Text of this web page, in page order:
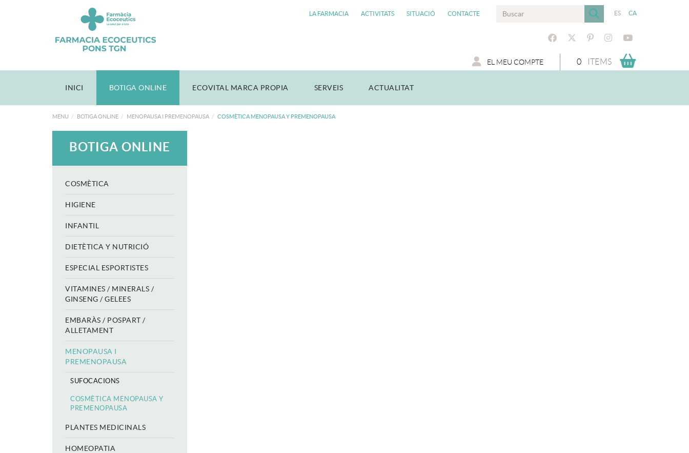
ES CA
LA FARMACIA ACTIVITATS SITUACIÓ CONTACTE
0 ITEMS
EL MEU COMPTE
INICI BOTIGA ONLINE ECOVITAL MARCA PROPIA SERVEIS ACTUALITAT
MENU BOTIGA ONLINE MENOPAUSA I PREMENOPAUSA COSMÈTICA MENOPAUSA Y PREMENOPAUSA
BOTIGA ONLINE
COSMÈTICA
HIGIENE
INFANTIL
DIETÈTICA Y NUTRICIÓ
ESPECIAL ESPORTISTES
VITAMINES / MINERALS /
GINSENG / GELEES
EMBARÀS / POSPART /
ALLETAMENT
MENOPAUSA I
PREMENOPAUSA
SUFOCACIONS
COSMÈTICA MENOPAUSA Y
PREMENOPAUSA
PLANTES MEDICINALS
HOMEOPATIA